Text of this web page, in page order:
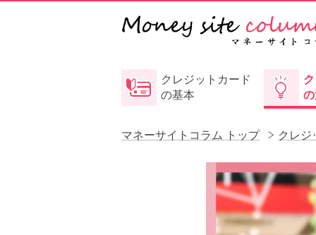
クレジットカード
の基本
マネーサイトコラム トップ クレジ